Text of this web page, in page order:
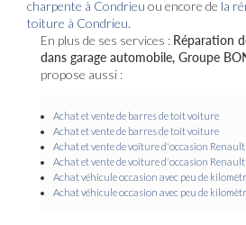
charpente à Condrieu ou encore de la
toiture à Condrieu.
En plus de ses services : Réparation
dans garage automobile, Groupe
propose aussi :
Achat et vente de barres de toit voiture
Achat et vente de barres de toit voiture
Achat et vente de voiture d'occasion Renault
Achat et vente de voiture d'occasion Renault
Achat véhicule occasion avec peu de
Achat véhicule occasion avec peu de